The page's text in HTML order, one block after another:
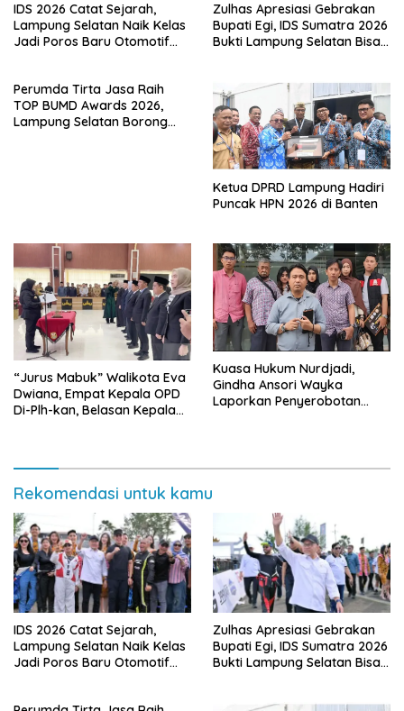
IDS 2026 Catat Sejarah,
Lampung Selatan Naik Kelas
Jadi Poros Baru Otomotif
Zulhas Apresiasi Gebrakan
Bupati Egi, IDS Sumatra 2026
Bukti Lampung Selatan Bisa
Perumda Tirta Jasa Raih
TOP BUMD Awards 2026,
Lampung Selatan Borong
Ketua DPRD Lampung Hadiri
Puncak HPN 2026 di Banten
“Jurus Mabuk” Walikota Eva
Dwiana, Empat Kepala OPD
Di-Plh-kan, Belasan Kepala
Kuasa Hukum Nurdjadi,
Gindha Ansori Wayka
Laporkan Penyerobotan
Rekomendasi untuk kamu
IDS 2026 Catat Sejarah,
Lampung Selatan Naik Kelas
Jadi Poros Baru Otomotif
Zulhas Apresiasi Gebrakan
Bupati Egi, IDS Sumatra 2026
Bukti Lampung Selatan Bisa